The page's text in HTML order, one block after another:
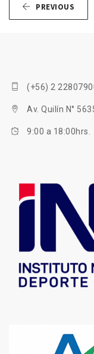
PREVIOUS
(+56) 2
Av. Quilín N°
9:00 a 18:00hrs.